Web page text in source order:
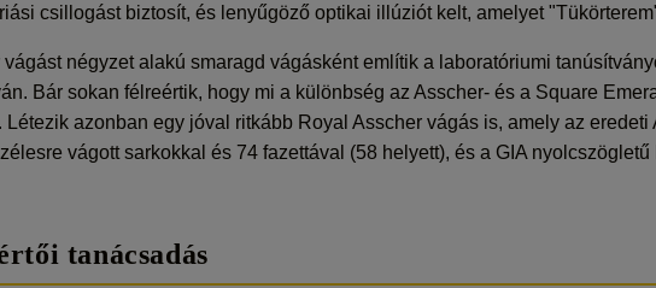
csillogást biztosít, és lenyűgöző optikai illúziót kelt, amelyet
vágást négyzet alakú smaragd vágásként említik a laboratóriumi
Bár sokan félreértik, hogy mi a különbség az Asscher- és a Square
Létezik azonban egy jóval ritkább Royal Asscher vágás is, amely az
vágott sarkokkal és 74 fazettával (58 helyett), és a GIA
tanácsadás